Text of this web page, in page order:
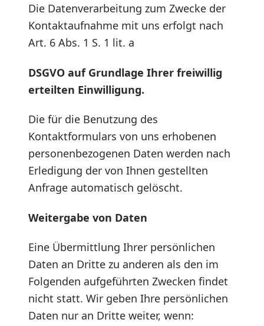
Die Datenverarbeitung zum Zwecke der
Kontaktaufnahme mit uns erfolgt nach
Art. 6 Abs. 1 S. 1 lit. a
DSGVO auf Grundlage Ihrer freiwillig
erteilten Einwilligung.
Die für die Benutzung des
Kontaktformulars von uns erhobenen
personenbezogenen Daten werden nach
Erledigung der von Ihnen gestellten
Anfrage automatisch gelöscht.
Weitergabe von Daten
Eine Übermittlung Ihrer persönlichen
Daten an Dritte zu anderen als den im
Folgenden aufgeführten Zwecken findet
nicht statt. Wir geben Ihre persönlichen
Daten nur an Dritte weiter, wenn: